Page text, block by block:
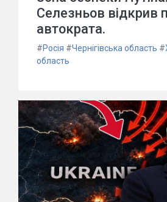
Селезньов відкрив
автократа.
#Росія #Чернігівська область #
область